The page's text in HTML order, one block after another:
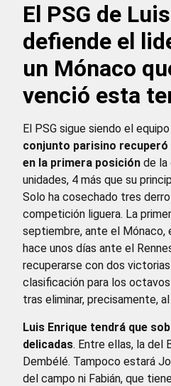
El PSG de
defiende el
un Mónaco
venció esta
El PSG sigue siendo el
conjunto parisino
en la primera posición de la
unidades, 4 más que su
Solo ha cosechado tres
competición liguera. La
septiembre, ante el Mónaco,
hace unos días ante el
recuperarse con dos
clasificación para los
tras eliminar, precisamente,
Luis Enrique tendrá que
delicadas. Entre ellas, la del
Dembélé. Tampoco estará
del campo ni Fabián, que